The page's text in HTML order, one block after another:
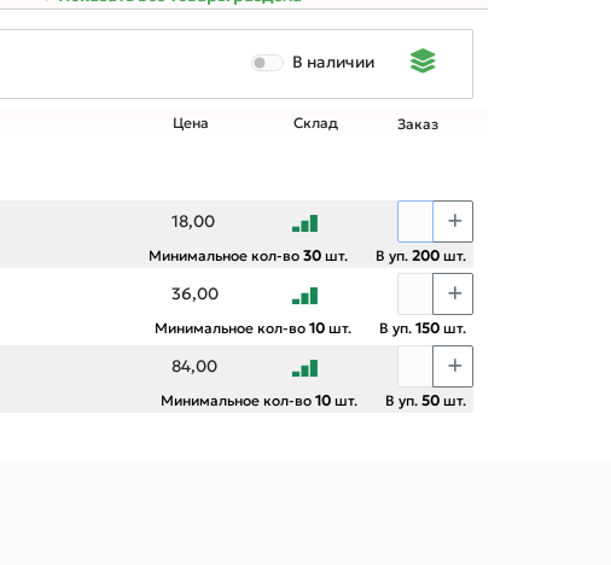
В наличии
Цена Склад Заказ
18,00
Минимальное кол-во 30 шт. В уп. 200 шт.
36,00
Минимальное кол-во 10 шт. В уп. 150 шт.
84,00
Минимальное кол-во 10 шт. В уп. 50 шт.